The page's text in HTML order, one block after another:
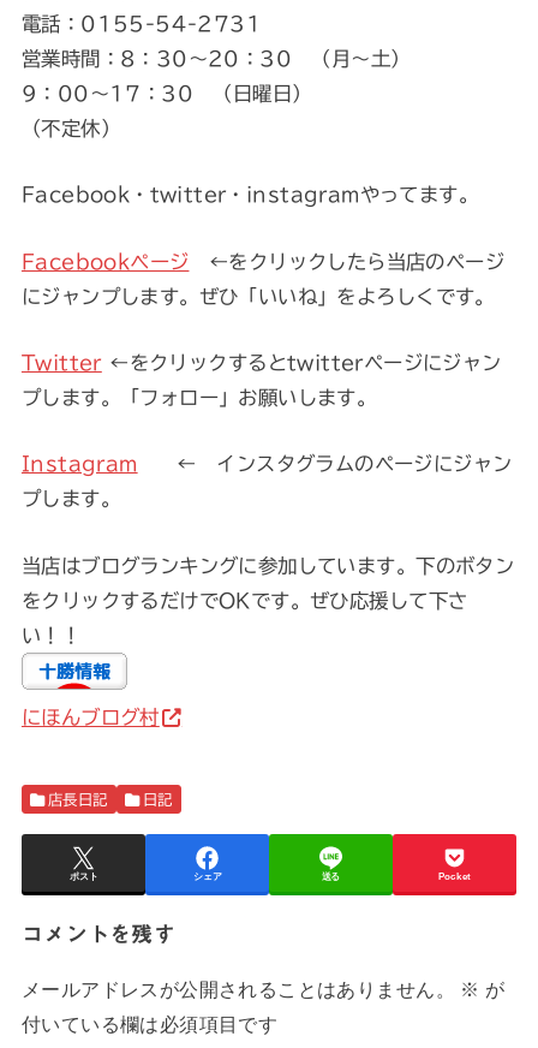
電話：0155-54-2731
営業時間：8：30～20：30 （月～土）
9：00～17：30 （日曜日）
（不定休）
Facebook・twitter・instagramやってます。
Facebookページ ←をクリックしたら当店のページ
にジャンプします。ぜひ「いいね」をよろしくです。
Twitter ←をクリックするとtwitterページにジャン
プします。「フォロー」お願いします。
Instagram ← インスタグラムのページにジャン
プします。
当店はブログランキングに参加しています。下のボタン
をクリックするだけでOKです。ぜひ応援して下さ
い！！
にほんブログ村
店長日記 日記
ポスト シェア 送る Pocket
コメントを残す
メールアドレスが公開されることはありません。 ※ が
付いている欄は必須項目です